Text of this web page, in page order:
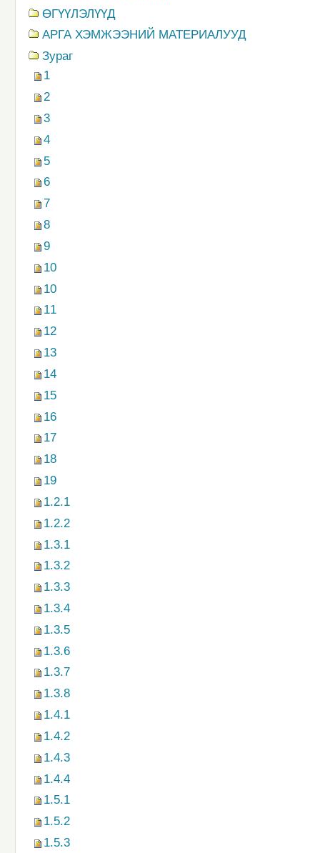
ӨГҮҮЛЭЛҮҮД
АРГА ХЭМЖЭЭНИЙ МАТЕРИАЛУУД
Зураг
1
2
3
4
5
6
7
8
9
10
10
11
12
13
14
15
16
17
18
19
1.2.1
1.2.2
1.3.1
1.3.2
1.3.3
1.3.4
1.3.5
1.3.6
1.3.7
1.3.8
1.4.1
1.4.2
1.4.3
1.4.4
1.5.1
1.5.2
1.5.3